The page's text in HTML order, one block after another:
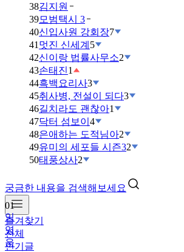
38김지원
39모범택시 3
40신입사원 강회장7
41 멋진 신세계 5
42신이랑 법률사무소2
43손태진1
44흑백요리사3
45취사병, 전설이 되다3
46길치라도 괜찮아1
47닥터 섬보이 4
48은애하는 도적님아2
49유미의 세포들 시즌32
50태풍상사2
궁금한 내용을 검색해보세요
즐겨찾기
전체
인기글
01
임
영
웅